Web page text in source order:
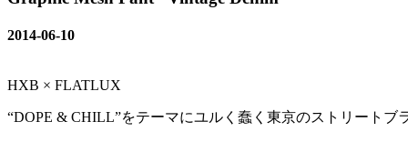
2014-06-10
HXB × FLATLUX
“DOPE & CHILL”をテーマにユルく蠢く東京のストリートブ